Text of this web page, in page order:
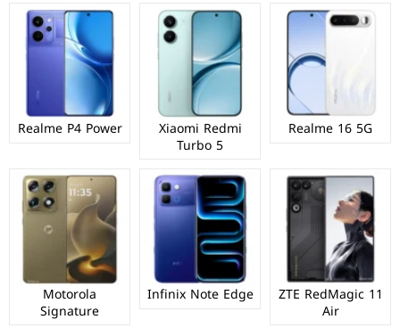
Realme 16 5G
Xiaomi Redmi
Turbo 5
Realme P4 Power
ZTE RedMagic 11
Air
Infinix Note Edge
Motorola
Signature